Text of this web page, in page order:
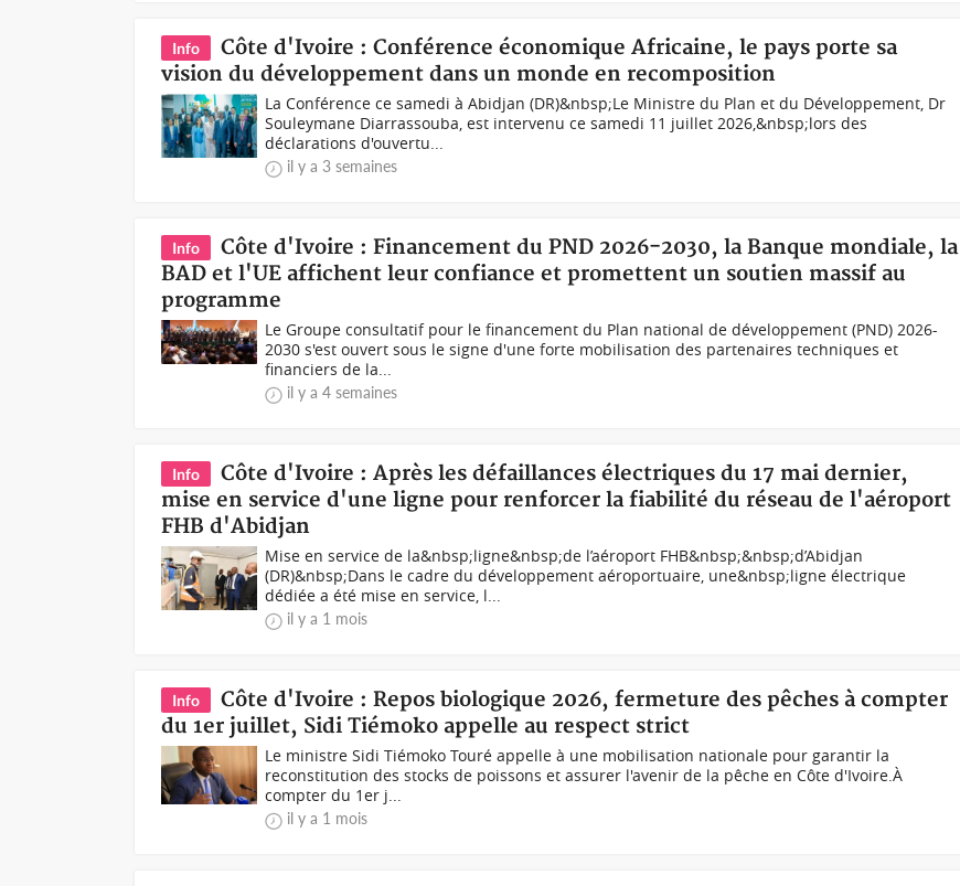
Info
Côte d'Ivoire : Conférence économique Africaine, le pays porte sa
vision du développement dans un monde en recomposition
La Conférence ce samedi à Abidjan (DR)&nbsp;Le Ministre du Plan et du Développement, Dr
Souleymane Diarrassouba, est intervenu ce samedi 11 juillet 2026,&nbsp;lors des
déclarations d'ouvertu...
il y a 3 semaines
Info
Côte d'Ivoire : Financement du PND 2026-2030, la Banque mondiale, la
BAD et l'UE affichent leur confiance et promettent un soutien massif au
programme
Le Groupe consultatif pour le financement du Plan national de développement (PND) 2026-
2030 s'est ouvert sous le signe d'une forte mobilisation des partenaires techniques et
financiers de la...
il y a 4 semaines
Info
Côte d'Ivoire : Après les défaillances électriques du 17 mai dernier,
mise en service d'une ligne pour renforcer la fiabilité du réseau de l'aéroport
FHB d'Abidjan
Mise en service de la&nbsp;ligne&nbsp;de l’aéroport FHB&nbsp;&nbsp;d’Abidjan
(DR)&nbsp;Dans le cadre du développement aéroportuaire, une&nbsp;ligne électrique
dédiée a été mise en service, l...
il y a 1 mois
Info
Côte d'Ivoire : Repos biologique 2026, fermeture des pêches à compter
du 1er juillet, Sidi Tiémoko appelle au respect strict
Le ministre Sidi Tiémoko Touré appelle à une mobilisation nationale pour garantir la
reconstitution des stocks de poissons et assurer l'avenir de la pêche en Côte d'Ivoire.À
compter du 1er j...
il y a 1 mois